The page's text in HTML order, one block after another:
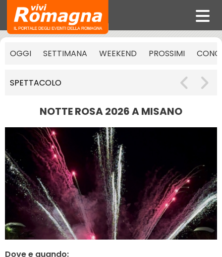
OGGI SETTIMANA WEEKEND PROSSIMI
SPETTACOLO
NOTTE ROSA 2026 A MISANO
Dove e quando: